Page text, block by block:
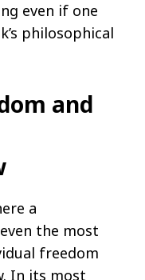
even if one
philosophical
and
a
the most
freedom
In its most